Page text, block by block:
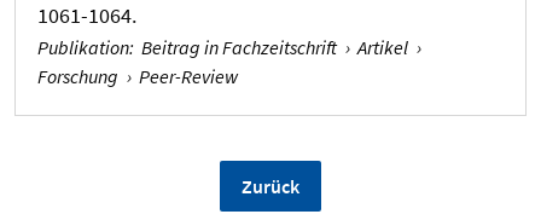
1061-1064.
Publikation: Beitrag in Fachzeitschrift › Artikel ›
Forschung › Peer-Review
Zurück